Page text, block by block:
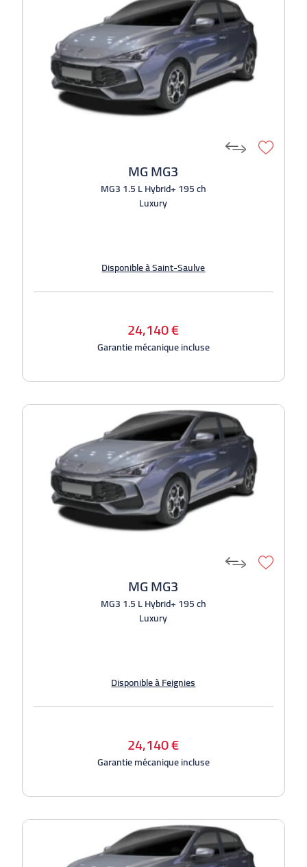
MG MG3
MG3 1.5 L Hybrid+ 195 ch
Luxury
Disponible à Saint-Saulve
24,140 €
Garantie mécanique incluse
MG MG3
MG3 1.5 L Hybrid+ 195 ch
Luxury
Disponible à Feignies
24,140 €
Garantie mécanique incluse